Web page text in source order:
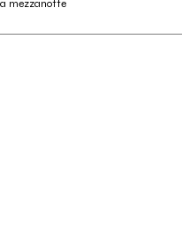
a mezzanotte